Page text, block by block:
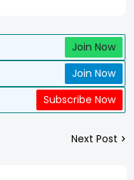
Join Now
Join Now
Subscribe Now
Next Post